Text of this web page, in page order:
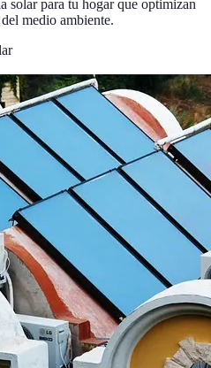
solar para tu hogar que optimizan
medio ambiente.